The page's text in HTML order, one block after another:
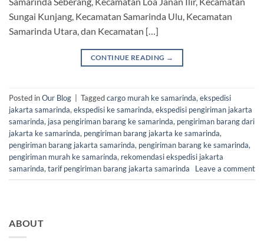
Sungai Kunjang, Kecamatan Samarinda Ulu, Kecamatan
Samarinda Utara, dan Kecamatan […]
CONTINUE READING →
Posted inOur Blog Taggedcargo murah ke samarinda, ekspedisi
jakarta samarinda, ekspedisi ke samarinda, ekspedisi pengiriman jakarta
samarinda, jasa pengiriman barang ke samarinda, pengiriman barang dari
jakarta ke samarinda, pengiriman barang jakarta ke samarinda,
pengiriman barang jakarta samarinda, pengiriman barang ke samarinda,
pengiriman murah ke samarinda, rekomendasi ekspedisi jakarta
samarinda, tarif pengiriman barang jakarta samarinda Leave a comment
ABOUT